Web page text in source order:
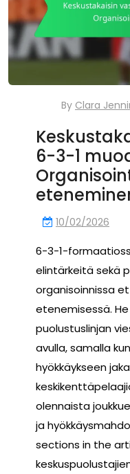
By Clara
6-3-1
10/02/2026
6-3-1-
elintärkeitä sekä
organisoinnissa
etenemisessä.
puolustuslinjan
avulla, samalla
hyökkäykseen
olennaista
ja
sections in the